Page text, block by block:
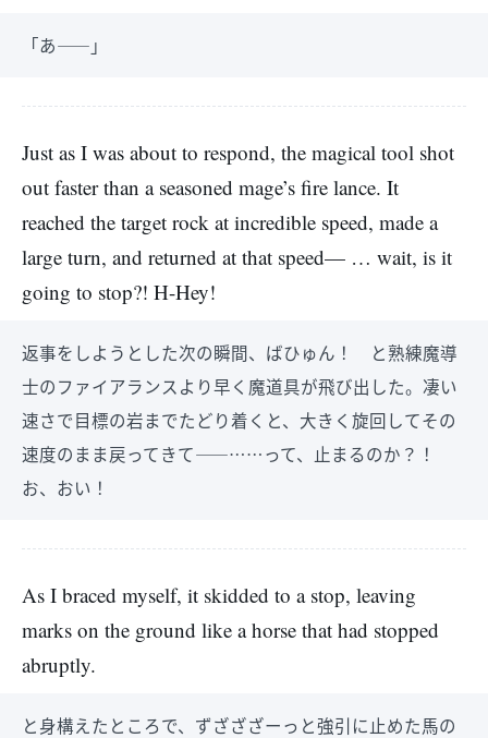
「あ――」
Just as I was about to respond, the magical tool shot
out faster than a seasoned mage’s fire lance. It
reached the target rock at incredible speed, made a
large turn, and returned at that speed— … wait, is it
going to stop?! H-Hey!
返事をしようとした次の瞬間、ばひゅん！ と熟練魔導
士のファイアランスより早く魔道具が飛び出した。凄い
速さで目標の岩までたどり着くと、大きく旋回してその
速度のまま戻ってきて――……って、止まるのか？！
お、おい！
As I braced myself, it skidded to a stop, leaving
marks on the ground like a horse that had stopped
abruptly.
と身構えたところで、ずざざざーっと強引に止めた馬の